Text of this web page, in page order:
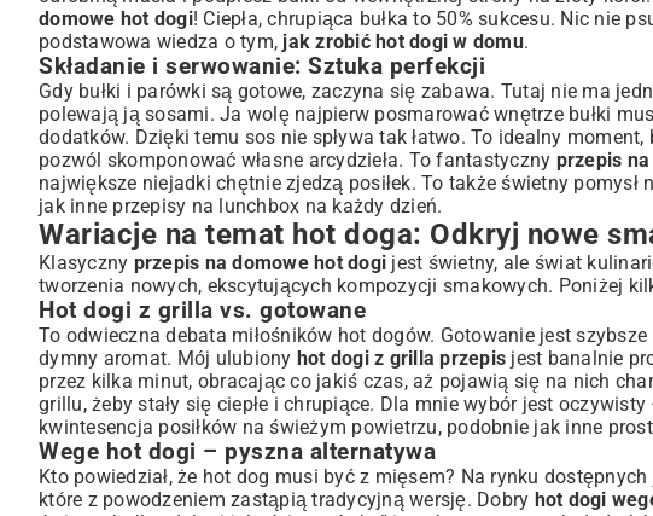
domowe hot dogi! Ciepła, chrupiąca bułka to 50% sukcesu. Nic nie
podstawowa wiedza o tym, jak zrobić hot dogi w domu.
Składanie i serwowanie: Sztuka perfekcji
Gdy bułki i parówki są gotowe, zaczyna się zabawa. Tutaj nie ma
polewają ją sosami. Ja wolę najpierw posmarować wnętrze bułki
dodatków. Dzięki temu sos nie spływa tak łatwo. To idealny
pozwól skomponować własne arcydzieła. To fantastyczny przepis
największe niejadki chętnie zjedzą posiłek. To także świetny
jak inne przepisy na lunchbox na każdy dzień.
Wariacje na temat hot doga: Odkryj nowe
Klasyczny przepis na domowe hot dogi jest świetny, ale świat
tworzenia nowych, ekscytujących kompozycji smakowych. Poniżej
Hot dogi z grilla vs. gotowane
To odwieczna debata miłośników hot dogów. Gotowanie jest
dymny aromat. Mój ulubiony hot dogi z grilla przepis jest banalnie
przez kilka minut, obracając co jakiś czas, aż pojawią się na nich
grillu, żeby stały się ciepłe i chrupiące. Dla mnie wybór jest
kwintesencja posiłków na świeżym powietrzu, podobnie jak inne
Wege hot dogi – pyszna alternatywa
Kto powiedział, że hot dog musi być z mięsem? Na rynku
które z powodzeniem zastąpią tradycyjną wersję. Dobry hot dogi